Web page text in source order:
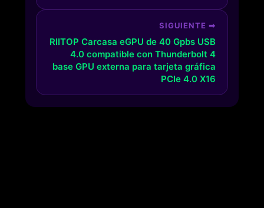
SIGUIENTE ➡
RIITOP Carcasa eGPU de 40 Gpbs USB
4.0 compatible con Thunderbolt 4
base GPU externa para tarjeta gráfica
PCIe 4.0 X16